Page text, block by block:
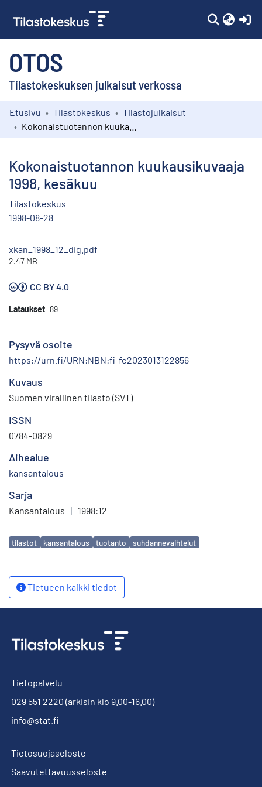
OTOS
Tilastokeskuksen julkaisut verkossa
Kokoelmat
Etusivu Tilastokeskus
Tilastojulkaisut
Kokonaistuotannon kuukausikuvaaja
1998, kesäkuu
Tilastokeskus
1998-08-28
xkan_1998_12_dig.pdf
2.47 MB
CC BY 4.0
Lataukset 89
Pysyvä osoite
https://urn.fi/URN:NBN:fi-fe2023013122856
Kuvaus
Suomen virallinen tilasto (SVT)
ISSN
0784-0829
Aihealue
kansantalous
Sarja
Kansantalous | 1998:12
Avainsanat
tilastot kansantalous tuotanto suhdannevaihtelut
Tietueen kaikki tiedot
Tietopalvelu
029 551 2220 (arkisin klo 9.00-16.00)
info@stat.fi
Tietosuojaseloste
Saavutettavuusseloste